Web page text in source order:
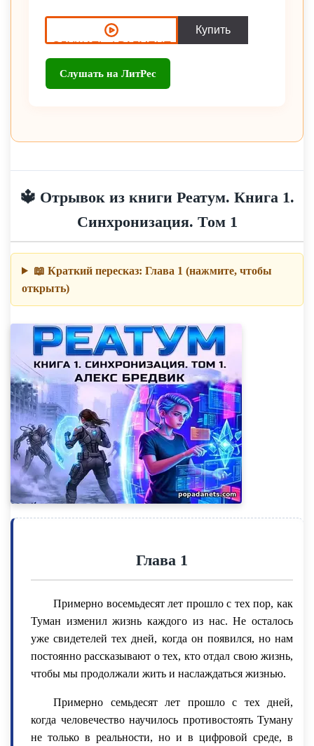
Слушать на ЛитРес
🔱 Отрывок из книги Реатум. Книга 1.
Синхронизация. Том 1
📖 Краткий пересказ: Глава 1 (нажмите, чтобы
открыть)
Глава 1
Примерно восемьдесят лет прошло с тех пор, как
Туман изменил жизнь каждого из нас. Не осталось
уже свидетелей тех дней, когда он появился, но нам
постоянно рассказывают о тех, кто отдал свою жизнь,
чтобы мы продолжали жить и наслаждаться жизнью.
Примерно семьдесят лет прошло с тех дней,
когда человечество научилось противостоять Туману
не только в реальности, но и в цифровой среде, в